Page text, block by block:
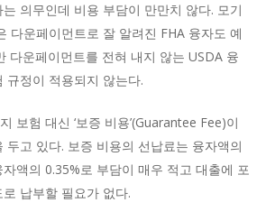
의무인데 비용 부담이 만만치 않다. 모기
다운페이먼트로 잘 알려진 FHA 융자도 예
다운페이먼트를 전혀 내지 않는 USDA 융
규정이 적용되지 않는다.
보험 대신 ‘보증 비용’(Guarantee Fee)이
두고 있다. 보증 비용의 선납료는 융자액의
액의 0.35%로 부담이 매우 적고 대출에 포
납부할 필요가 없다.